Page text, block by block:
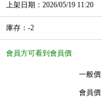
上架日期 ：2026/05/19 11:20
庫存 ： -2
會員方可看到會員價
一般價
會員價